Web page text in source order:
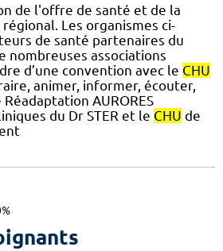
de l'offre de santé et de la
Les organismes ci-
de santé partenaires du
nombreuses associations
d’une convention avec le CHU
animer, informer, écouter,
AURORES
du Dr STER et le CHU de